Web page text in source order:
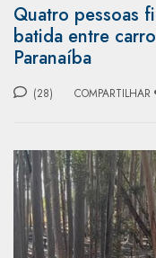
Quatro pessoas
batida entre
Paranaíba
(28) COMPARTILHAR